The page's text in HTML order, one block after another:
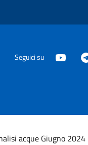
Seguici su
acque Giugno 2024